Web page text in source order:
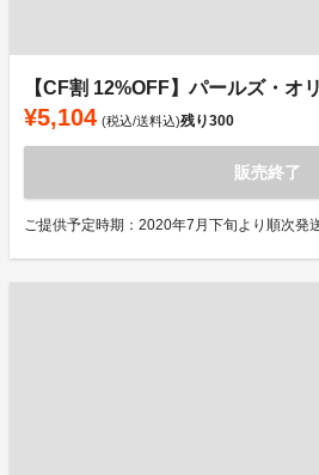
【CF割 12%OFF】パールズ・オ
¥5,104 (税込/送料込)残り300
販売終了
ご提供予定時期：2020年7月下旬より順次発